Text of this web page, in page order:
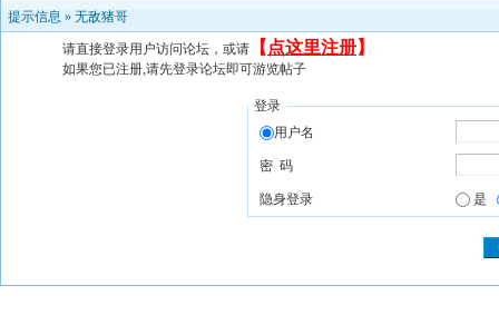
提示信息 » 无敌猪哥
请直接登录用户访问论坛，或请 【 点这里注册】
如果您已注册,请先登录论坛即可游览帖子
登录
用户名
密 码
隐身登录 是